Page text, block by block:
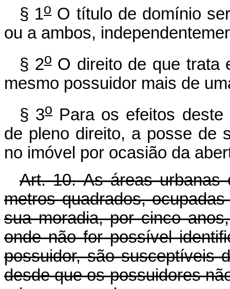
§ 1oO título de domínio
ou a ambos,
§ 2oO direito de que trata
mesmo possuidor mais de
§ 3oPara os efeitos deste
de pleno direito, a posse de
no imóvel por ocasião da
Art. 10. As áreas urbanas
metros quadrados,
sua moradia, por cinco
onde não for possível
possuidor, são susceptíveis
desde que os possuidores